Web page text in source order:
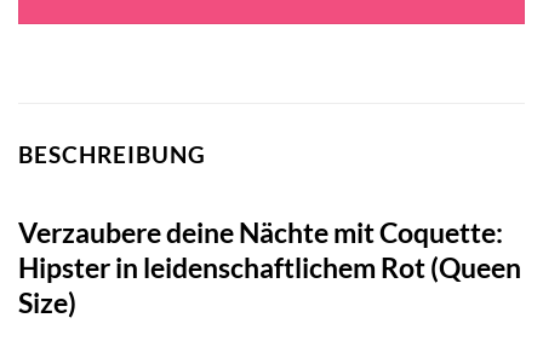
BESCHREIBUNG
Verzaubere deine Nächte mit Coquette:
Hipster in leidenschaftlichem Rot (Queen
Size)